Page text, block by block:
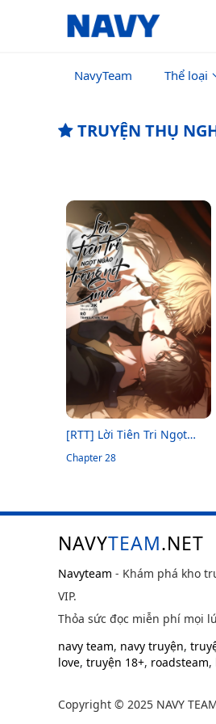
NavyTeam Thể loại
TRUYỆN THỤ
[RTT] Lời Tiên Tri Ngọt
Ngào Trong Nét Mực
Chapter 28
NAVYTEAM.NET
Navyteam - Khám phá kho
VIP.
Thỏa sức đọc miễn phí mọi
navy team, navy truyện,
love, truyện 18+, roadsteam,
Copyright © 2025 NAVY